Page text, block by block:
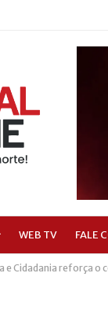
WEB TV FALE
e Cidadania reforça o